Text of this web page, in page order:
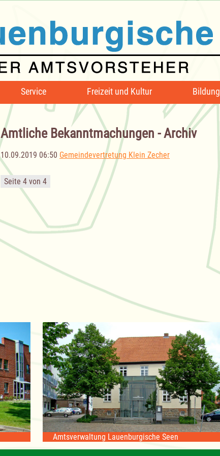
Service Freizeit und Kultur Bildung
Amtliche Bekanntmachungen - Archiv
10.09.2019 06:50 Gemeindevertretung Klein Zecher
Seite 4 von 4
Amtsverwaltung Lauenburgische Seen